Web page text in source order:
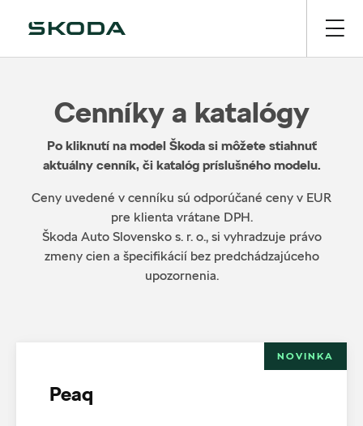
Cenníky a katalógy
Po kliknutí na model Škoda si môžete stiahnuť
aktuálny cenník, či katalóg príslušného modelu.
Ceny uvedené v cenníku sú odporúčané ceny v EUR
pre klienta vrátane DPH.
Škoda Auto Slovensko s. r. o., si vyhradzuje právo
zmeny cien a špecifikácií bez predchádzajúceho
upozornenia.
NOVINKA
Peaq